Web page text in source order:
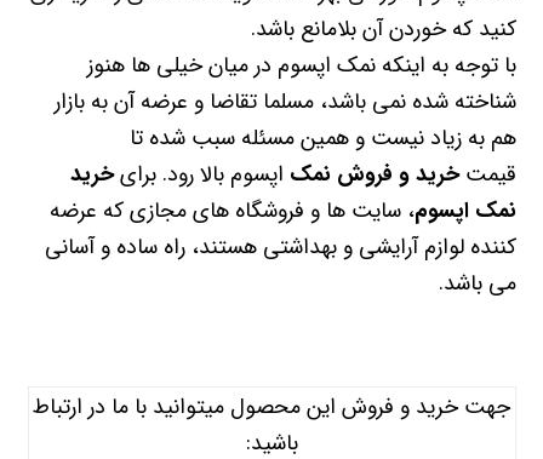
کنید که خوردن آن بلامانع باشد.
با توجه به اینکه نمک اپسوم در میان خیلی ها هنوز
شناخته شده نمی باشد، مسلما تقاضا و عرضه آن به بازار
هم به زیاد نیست و همین مسئله سبب شده تا
قیمتخرید و فروش نمک اپسوم بالا رود. برایخرید
نمک اپسوم، سایت ها و فروشگاه های مجازی که عرضه
کننده لوازم آرایشی و بهداشتی هستند، راه ساده و آسانی
می باشد.
جهت خرید و فروش این محصول میتوانید با ما در ارتباط
باشید: